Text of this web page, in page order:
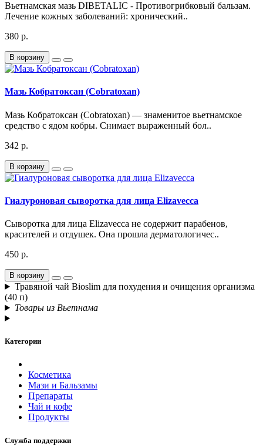
Вьетнамская мазь DIBETALIC - Противогрибковый бальзам.
Лечение кожных заболеваний: хронический..
380 р.
В корзину
Мазь Кобратоксан (Cobratoxan)
Мазь Кобратоксан (Cobratoxan) — знаменитое вьетнамское
средство с ядом кобры. Снимает выраженный бол..
342 р.
В корзину
Гиалуроновая сыворотка для лица Elizavecca
Сыворотка для лица Elizavecca не содержит парабенов,
красителей и отдушек. Она прошла дерматологичес..
450 р.
В корзину
Травяной чай Bioslim для похудения и очищения организма
(40 п)
Товары из Вьетнама
Категории
Косметика
Мази и Бальзамы
Препараты
Чай и кофе
Продукты
Служба поддержки